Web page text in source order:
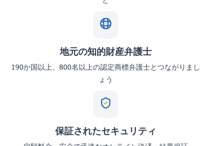
地元の知的財産弁護士
190か国以上、800名以上の認定商標弁護士とつながりまし
ょう
保証されたセキュリティ